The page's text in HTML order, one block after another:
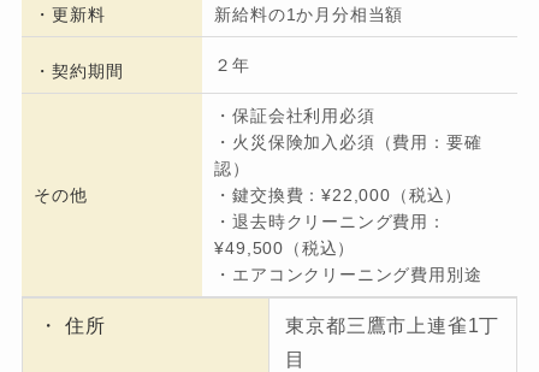
・更新料 新給料の1か月分相当額
・契約期間 ２年
その他
・保証会社利用必須
・火災保険加入必須（費用：要確
認）
・鍵交換費：¥22,000（税込）
・退去時クリーニング費用：
¥49,500（税込）
・エアコンクリーニング費用別途
・ 住所
東京都三鷹市上連雀1丁
目